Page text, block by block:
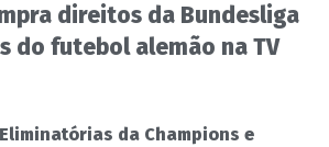
direitos da Bundesliga
do futebol alemão na TV
Eliminatórias da Champions e